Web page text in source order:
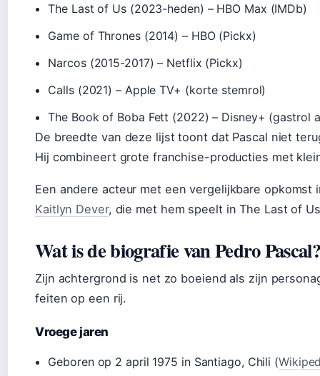
The Last of Us (2023-heden) – HBO Max (IMDb)
Game of Thrones (2014) – HBO (Pickx)
Narcos (2015-2017) – Netflix (Pickx)
Calls (2021) – Apple TV+ (korte stemrol)
The Book of Boba Fett (2022) – Disney+ (gastrol
De breedte van deze lijst toont dat Pascal niet
Hij combineert grote franchise-producties met
Een andere acteur met een vergelijkbare opkomst
Kaitlyn Dever, die met hem speelt in The Last of
Wat is de biografie van Pedro
Zijn achtergrond is net zo boeiend als zijn
feiten op een rij.
Vroege jaren
Geboren op 2 april 1975 in Santiago, Chili (